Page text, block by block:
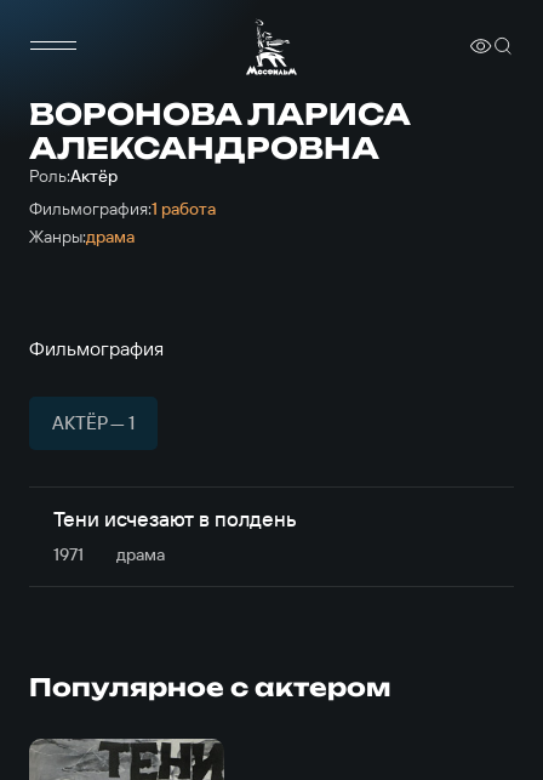
ВОРОНОВА ЛАРИСА
АЛЕКСАНДРОВНА
Роль:Актёр
Фильмография:1 работа
Жанры:драма
Фильмография
АКТЁР — 1
Тени исчезают в полдень
1971 драма
Популярное с актером